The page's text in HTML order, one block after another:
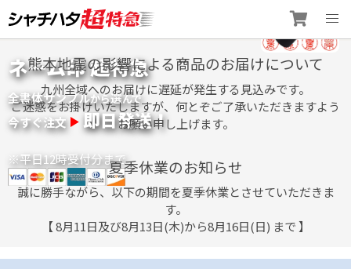
to
content
ネーム印 超特急
全書体サンプルから選んで
今すぐ注文 即日発送！
※平日12時受付分まで
熊本地震の影響による商品のお届けについて
九州全域へのお届けに遅延が発生する見込みです。
ご迷惑をお掛けいたしますが、何とぞご了承いただきますよう
お願い申し上げます。
夏季休業のお知らせ
誠に勝手ながら、以下の期間を夏季休業とさせていただきま
す。
【 8月11日及び8月13日(木)から8月16日(日) まで 】